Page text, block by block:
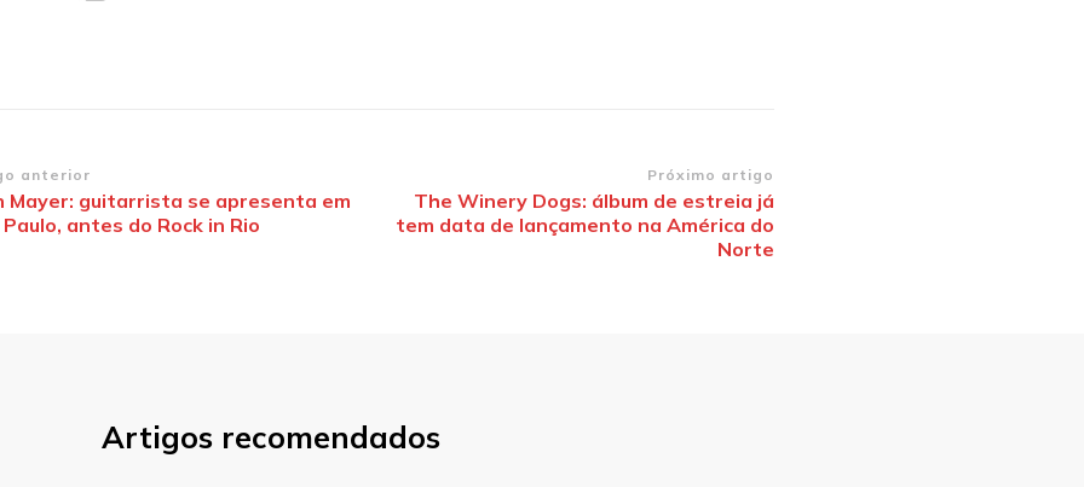
anterior
Mayer: guitarrista se apresenta em
Paulo, antes do Rock in Rio
Próximo artigo
The Winery Dogs: álbum de estreia já
tem data de lançamento na América do
Norte
Artigos recomendados